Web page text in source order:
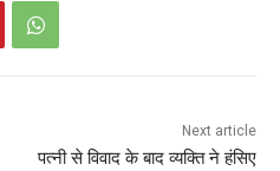
Next article
पत्नी से विवाद के बाद व्यक्ति ने हंसिए